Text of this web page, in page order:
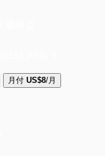
月付 US$8/月